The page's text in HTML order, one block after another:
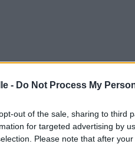
- Do Not Process My
out of the sale, sharing to third
for targeted advertising by
Please note that after